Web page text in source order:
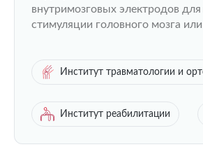
внутримозговых электродов для
стимуляции головного мозга
Институт травматологии и
Институт реабилитации